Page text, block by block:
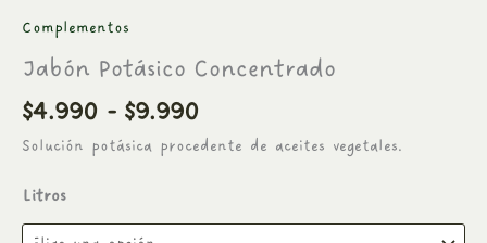
Complementos
Jabón Potásico Concentrado
$4.990 - $9.990
Solución potásica procedente de aceites vegetales.
Litros